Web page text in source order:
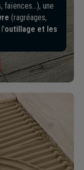
faïences…), une
(ragréages,
outillage et les